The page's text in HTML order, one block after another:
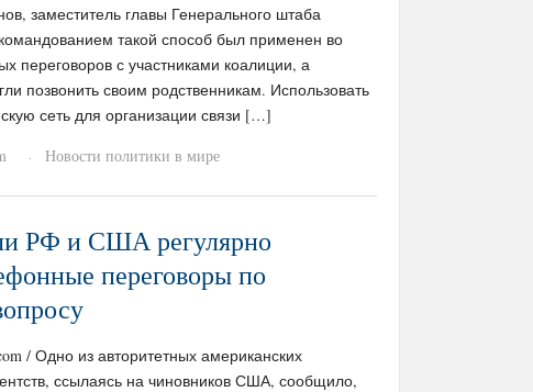
заместитель главы Генерального штаба
такой способ был применен во
переговоров с участниками коалиции, а
позвонить своим родственникам. Использовать
сеть для организации связи […]
· Новости политики в мире
РФ и США регулярно
переговоры по
/ Одно из авторитетных американских
ссылаясь на чиновников США, сообщило,